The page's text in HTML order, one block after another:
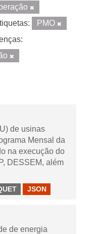
PMO
de usinas
Mensal da
na execução do
DESSEM, além
JSON
de energia